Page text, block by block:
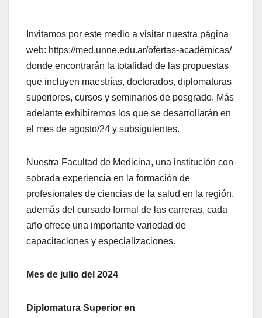
Invitamos por este medio a visitar nuestra página
web: https://med.unne.edu.ar/ofertas-académicas/
donde encontrarán la totalidad de las propuestas
que incluyen maestrías, doctorados, diplomaturas
superiores, cursos y seminarios de posgrado. Más
adelante exhibiremos los que se desarrollarán en
el mes de agosto/24 y subsiguientes.
Nuestra Facultad de Medicina, una institución con
sobrada experiencia en la formación de
profesionales de ciencias de la salud en la región,
además del cursado formal de las carreras, cada
año ofrece una importante variedad de
capacitaciones y especializaciones.
Mes de julio del 2024
Diplomatura Superior en